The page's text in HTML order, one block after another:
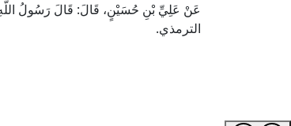
عَنْ عَلِيِّ بْنِ حُسَيْنٍ، قَالَ: قَالَ رَسُولُ اللَّهِ
الترمذي.